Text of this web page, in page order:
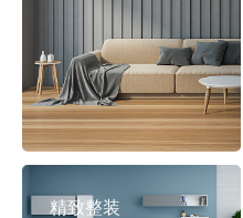
精致整装